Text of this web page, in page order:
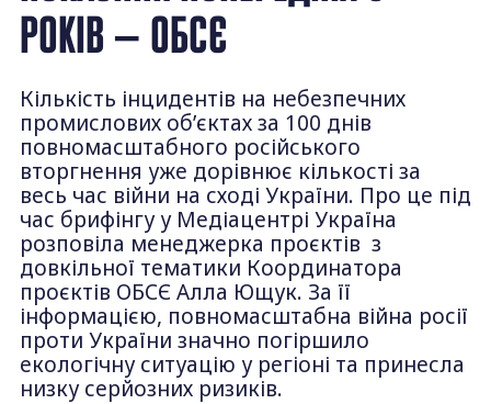
РОКІВ — ОБСЄ
Кількість інцидентів на небезпечних
промислових об’єктах за 100 днів
повномасштабного російського
вторгнення уже дорівнює кількості за
весь час війни на сході України. Про це під
час брифінгу у Медіацентрі Україна
розповіла менеджерка проєктів з
довкільної тематики Координатора
проєктів ОБСЄ Алла Ющук. За її
інформацією, повномасштабна війна росії
проти України значно погіршило
екологічну ситуацію у регіоні та принесла
низку серйозних ризиків.